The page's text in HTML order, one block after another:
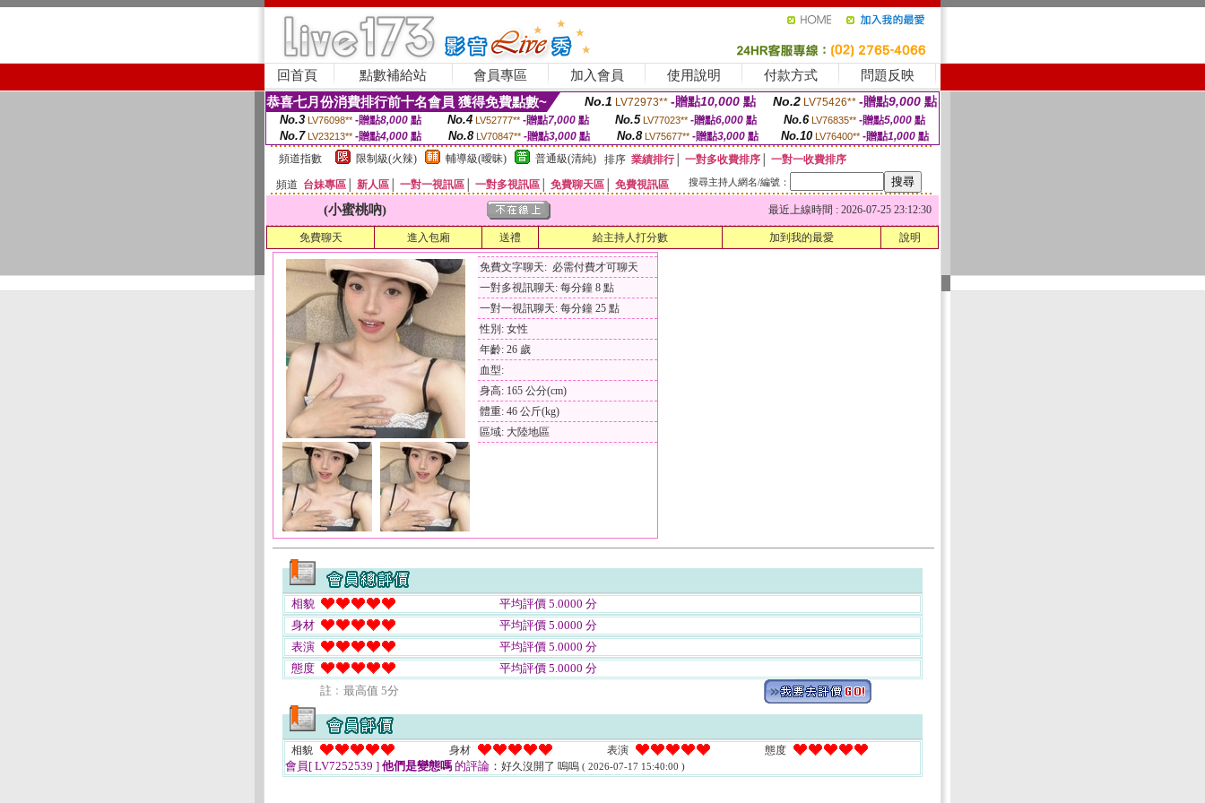
回首頁 點數補給站 會員專區 加入會員 使用說明 付款方式 問題反映
恭喜七月份消費排行前十名會員 獲得免費點數~ No.1 LV72973** -贈點10,000 點 No.2 LV75426** -贈點9,000 點
No.3 LV76098** -贈點8,000點 No.4 LV52777** -贈點7,000點 No.5 LV77023** -贈點6,000點 No.6 LV76835** -贈點5,000點
No.7 LV23213** -贈點4,000 點 No.8 LV70847** -贈點3,000 點 No.8 LV75677** -贈點3,000點 No.10 LV76400** -贈點1,000 點
頻道指數
限制級(火辣) 輔導級(曖昧) 普通級(清純) 排序 業績排行│ 一對多收費排序
一對一收費排序
頻道 台妹專區 新人區 一對一視訊區 一對多視訊區 免費聊天區 免費視訊區 搜尋主持人網名/編號：
(小蜜桃吶) 最近上線時間 : 2026-07-25 23:12:30
免費聊天 進入包廂 送禮 給主持人打分數 加到我的最愛 說明
免費文字聊天: 必需付費才可聊天
一對多視訊聊天: 每分鐘 8 點
一對一視訊聊天: 每分鐘 25 點
性別: 女性
年齡: 26 歲
血型:
身高: 165 公分(cm)
體重: 46 公斤(kg)
區域: 大陸地區
相貌
平均評價 5.0000 分
身材
平均評價 5.0000 分
表演
平均評價 5.0000 分
態度
平均評價 5.0000 分
註﹕最高值 5分
相貌 身材 表演 態度
會員[ LV7252539 ] 他們是變態嗎 的評論： 好久沒開了 嗚嗚 ( 2026-07-17 15:40:00 )